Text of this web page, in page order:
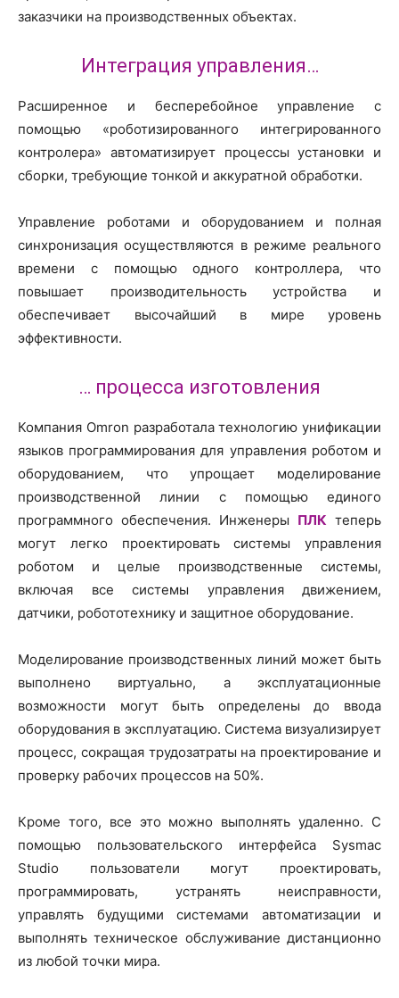
заказчики на производственных объектах.
Интеграция управления…
Расширенное и бесперебойное управление с
помощью «роботизированного интегрированного
контролера» автоматизирует процессы установки и
сборки, требующие тонкой и аккуратной обработки.
Управление роботами и оборудованием и полная
синхронизация осуществляются в режиме реального
времени с помощью одного контроллера, что
повышает производительность устройства и
обеспечивает высочайший в мире уровень
эффективности.
… процесса изготовления
Компания Omron разработала технологию унификации
языков программирования для управления роботом и
оборудованием, что упрощает моделирование
производственной линии с помощью единого
программного обеспечения. Инженеры ПЛК теперь
могут легко проектировать системы управления
роботом и целые производственные системы,
включая все системы управления движением,
датчики, робототехнику и защитное оборудование.
Моделирование производственных линий может быть
выполнено виртуально, а эксплуатационные
возможности могут быть определены до ввода
оборудования в эксплуатацию. Система визуализирует
процесс, сокращая трудозатраты на проектирование и
проверку рабочих процессов на 50%.
Кроме того, все это можно выполнять удаленно. С
помощью пользовательского интерфейса Sysmac
Studio пользователи могут проектировать,
программировать, устранять неисправности,
управлять будущими системами автоматизации и
выполнять техническое обслуживание дистанционно
из любой точки мира.